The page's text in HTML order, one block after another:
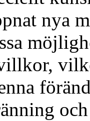
nya